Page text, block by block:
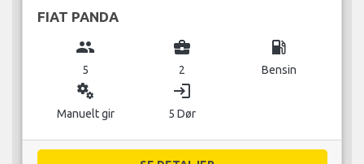
FIAT PANDA
group
5
business_center
2
local_gas_station
Bensin
miscellaneous_services
Manuelt gir
login
5 Dør